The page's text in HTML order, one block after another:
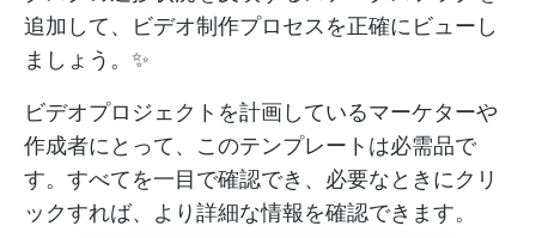
追加して、ビデオ制作プロセスを正確にビューし
ましょう。✨
ビデオプロジェクトを計画しているマーケターや
作成者にとって、このテンプレートは必需品で
す。すべてを一目で確認でき、必要なときにクリ
ックすれば、より詳細な情報を確認できます。